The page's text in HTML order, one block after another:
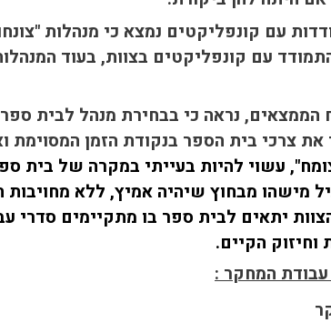
עם קונפליקטים נמצא כי מנהלות
עם קונפליקטים בצוות, בעוד
הממצאים, נראה כי בבחירת מנהל לבית
את צרכי בית הספר בנקודת הזמן המסוימת
עשוי להיות בעייתי במקרה של בית
מישהו מבחוץ שיהיה אמיץ, ללא
יתאים לבית ספר בו מתקיימים סדרי
וחיזוק הקיים.
המחקר :